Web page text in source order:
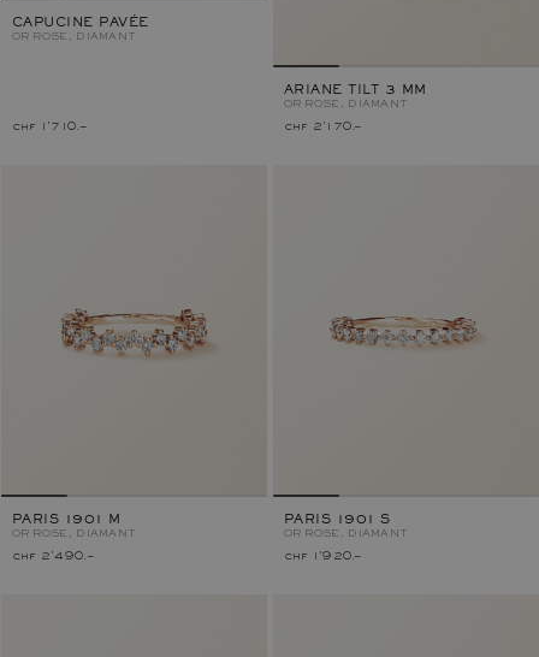
CAPUCINE PAVÉE
OR ROSE, DIAMANT
chf 1'710.–
ARIANE TILT 3 MM
OR ROSE, DIAMANT
chf 2'170.–
PARIS 1901 M
OR ROSE, DIAMANT
chf 2'490.–
PARIS 1901 S
OR ROSE, DIAMANT
chf 1'920.–